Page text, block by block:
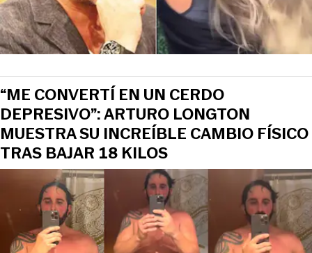
“ME CONVERTÍ EN UN CERDO
DEPRESIVO”: ARTURO LONGTON
MUESTRA SU INCREÍBLE CAMBIO FÍSICO
TRAS BAJAR 18 KILOS